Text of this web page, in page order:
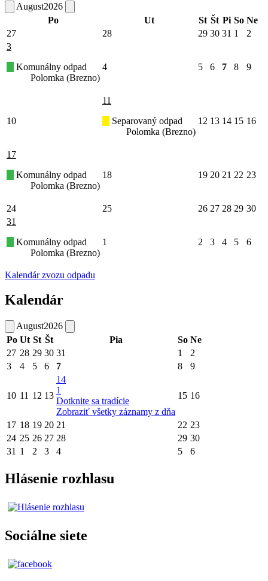
August2026
Po
Ut St Št Pi So Ne
27
28 29 30 31 1
2
3
Komunálny odpad
Polomka (Brezno)
4 5 6 7 8 9
10
11
Separovaný odpad
Polomka (Brezno)
12 13 14 15 16
17
Komunálny odpad
Polomka (Brezno)
18 19 20 21 22 23
24 25 26 27 28 29 30
31
Komunálny odpad
Polomka (Brezno)
1 2 3 4 5 6
Kalendár zvozu odpadu
Kalendár
August2026
Po Ut St Št Pia So Ne
27 28 29 30 31 1
2
3
4 5 6 7 8 9
10 11 12 13
14
1
Dotknite sa tradície
Zobraziť všetky záznamy z dňa
15 16
17 18 19 20 21 22 23
24 25 26 27 28 29 30
31 1 2 3 4 5 6
Hlásenie rozhlasu
Sociálne siete